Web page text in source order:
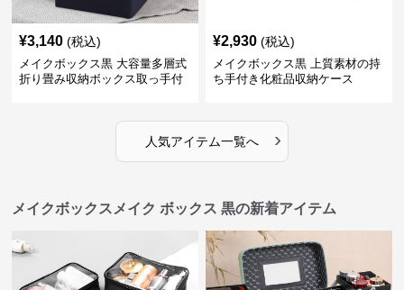
¥3,140 (税込)
メイクボックス黒 大容量多層式
折り畳み収納ボックス取っ手付
¥2,930 (税込)
メイクボックス黒 上質素材の持
ち手付き化粧品収納ケース
人気アイテム一覧へ ›
メイクボックスメイク ボックス 黒の新着アイテム